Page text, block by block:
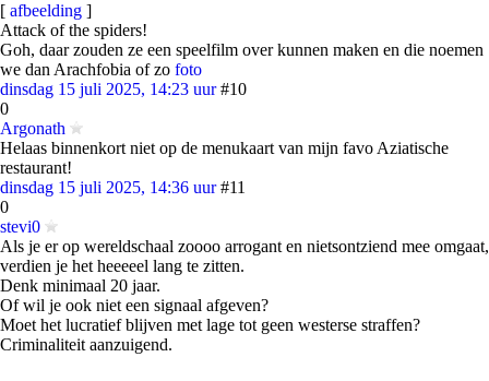
[ afbeelding ]
Attack of the spiders!
Goh, daar zouden ze een speelfilm over kunnen maken en die noemen
we dan Arachfobia of zo foto
dinsdag 15 juli 2025, 14:23 uur #10
0
Argonath
Helaas binnenkort niet op de menukaart van mijn favo Aziatische
restaurant!
dinsdag 15 juli 2025, 14:36 uur #11
0
stevi0
Als je er op wereldschaal zoooo arrogant en nietsontziend mee omgaat,
verdien je het heeeeel lang te zitten.
Denk minimaal 20 jaar.
Of wil je ook niet een signaal afgeven?
Moet het lucratief blijven met lage tot geen westerse straffen?
Criminaliteit aanzuigend.